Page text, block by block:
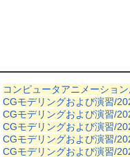
コンピュータアニメーショ
CGモデリングおよび演習/
CGモデリングおよび演習/
CGモデリングおよび演習/
CGモデリングおよび演習/
CGモデリングおよび演習/